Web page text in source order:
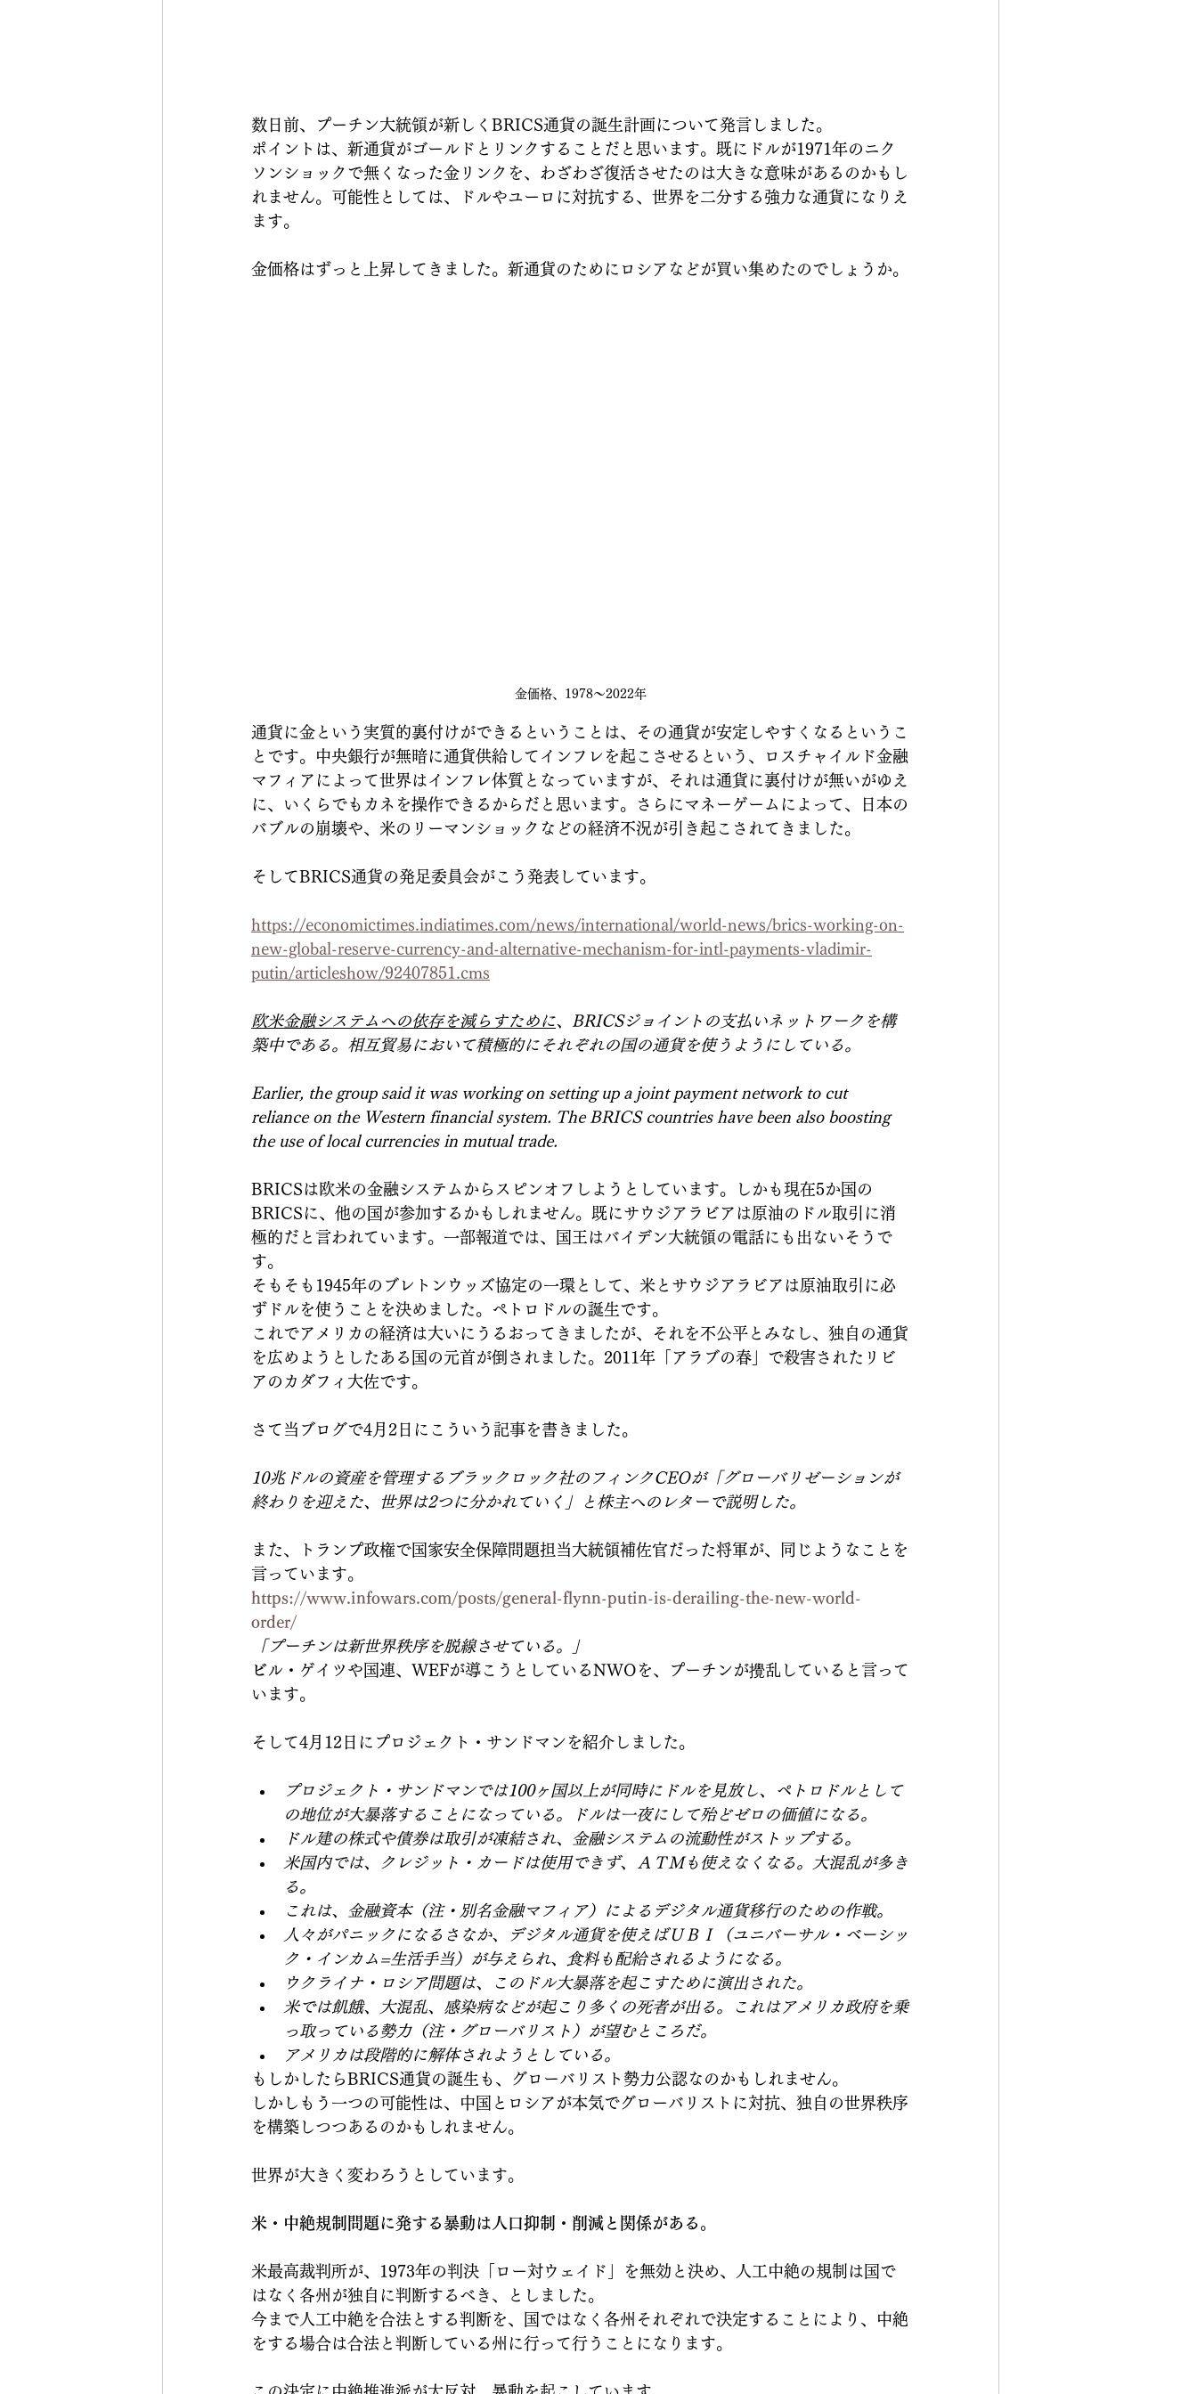
数日前、プーチン大統領が新しくBRICS通貨の誕生計画について発言しました。
ポイントは、新通貨がゴールドとリンクすることだと思います。既にドルが1971年のニク
ソンショックで無くなった金リンクを、わざわざ復活させたのは大きな意味があるのかもし
れません。可能性としては、ドルやユーロに対抗する、世界を二分する強力な通貨になりえ
ます。
金価格はずっと上昇してきました。新通貨のためにロシアなどが買い集めたのでしょうか。
金価格、1978～2022年
通貨に金という実質的裏付けができるということは、その通貨が安定しやすくなるというこ
とです。中央銀行が無暗に通貨供給してインフレを起こさせるという、ロスチャイルド金融
マフィアによって世界はインフレ体質となっていますが、それは通貨に裏付けが無いがゆえ
に、いくらでもカネを操作できるからだと思います。さらにマネーゲームによって、日本の
バブルの崩壊や、米のリーマンショックなどの経済不況が引き起こされてきました。
そしてBRICS通貨の発足委員会がこう発表しています。
https://economictimes.indiatimes.com/news/international/world-news/brics-working-on-
new-global-reserve-currency-and-alternative-mechanism-for-intl-payments-vladimir-
putin/articleshow/92407851.cms
欧米金融システムへの依存を減らすために、BRICSジョイントの支払いネットワークを構
築中である。相互貿易において積極的にそれぞれの国の通貨を使うようにしている。
Earlier, the group said it was working on setting up a joint payment network to cut
reliance on the Western financial system. The BRICS countries have been also boosting
the use of local currencies in mutual trade.
BRICSは欧米の金融システムからスピンオフしようとしています。しかも現在5か国の
BRICSに、他の国が参加するかもしれません。既にサウジアラビアは原油のドル取引に消
極的だと言われています。一部報道では、国王はバイデン大統領の電話にも出ないそうで
す。
そもそも1945年のブレトンウッズ協定の一環として、米とサウジアラビアは原油取引に必
ずドルを使うことを決めました。ペトロドルの誕生です。
これでアメリカの経済は大いにうるおってきましたが、それを不公平とみなし、独自の通貨
を広めようとしたある国の元首が倒されました。2011年「アラブの春」で殺害されたリビ
アのカダフィ大佐です。
さて当ブログで4月2日にこういう記事を書きました。
10兆ドルの資産を管理するブラックロック社のフィンクCEOが「グローバリゼーションが
終わりを迎えた、世界は2つに分かれていく」と株主へのレターで説明した。
また、トランプ政権で国家安全保障問題担当大統領補佐官だった将軍が、同じようなことを
言っています。
https://www.infowars.com/posts/general-flynn-putin-is-derailing-the-new-world-
order/
「プーチンは新世界秩序を脱線させている。」
ビ ル・ゲイツや国連、WEFが導こうとしているNWOを、プーチンが攪乱していると言って
います。
そして4月12日にプロジェクト・サンドマンを紹介しました。
プロジェクト・サンドマンでは100ヶ国以上が同時にドルを見放し、ペトロドルとして
の地位が大暴落することになっている。ドルは一夜にして殆どゼロの価値になる。
ドル建の株式や債券は取引が凍結され、金融システムの流動性がストップする。
米国内では、クレジット・カードは使用できず、ＡＴＭも使えなくなる。大混乱が多き
る。
これは、金融資本（注・別名金融マフィア）によるデジタル通貨移行のための作戦。
人々がパニックになるさなか、デジタル通貨を使えばＵＢＩ（ユニバーサル・ベーシッ
ク・インカム=生活手当）が与えられ、食料も配給されるようになる。
ウクライナ・ロシア問題は、このドル大暴落を起こすために演出された。
米では飢餓、大混乱、感染病などが起こり多くの死者が出る。これはアメリカ政府を乗
っ取っている勢力（注・グローバリスト）が望むところだ。
アメリカは段階的に解体されようとしている。
もしかしたらBRICS通貨の誕生も、グローバリスト勢力公認なのかもしれません。
しかしもう一つの可能性は、中国とロシアが本気でグローバリストに対抗、独自の世界秩序
を構築しつつあるのかもしれません。
世界が大きく変わろうとしています。
米・中絶規制問題に発する暴動は人口抑制・削減と関係がある。
米最高裁判所が、1973年の判決「ロー対ウェイド」を無効と決め、人工中絶の規制は国で
はなく各州が独自に判断するべき、としました。
今まで人工中絶を合法とする判断を、国ではなく各州それぞれで決定することにより、中絶
をする場合は合法と判断している州に行って行うことになります。